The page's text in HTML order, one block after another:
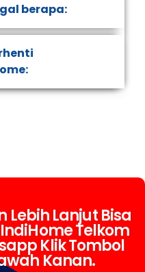
berapa:
Lanjut Bisa
Telkom
Klik Tombol
Kanan.